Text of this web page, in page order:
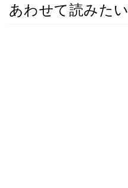
あわせて読みたい